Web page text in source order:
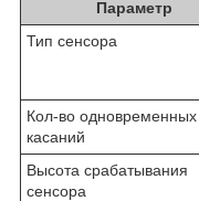
Параметр
Тип сенсора
Кол-во одновременных
касаний
Высота срабатывания
сенсора